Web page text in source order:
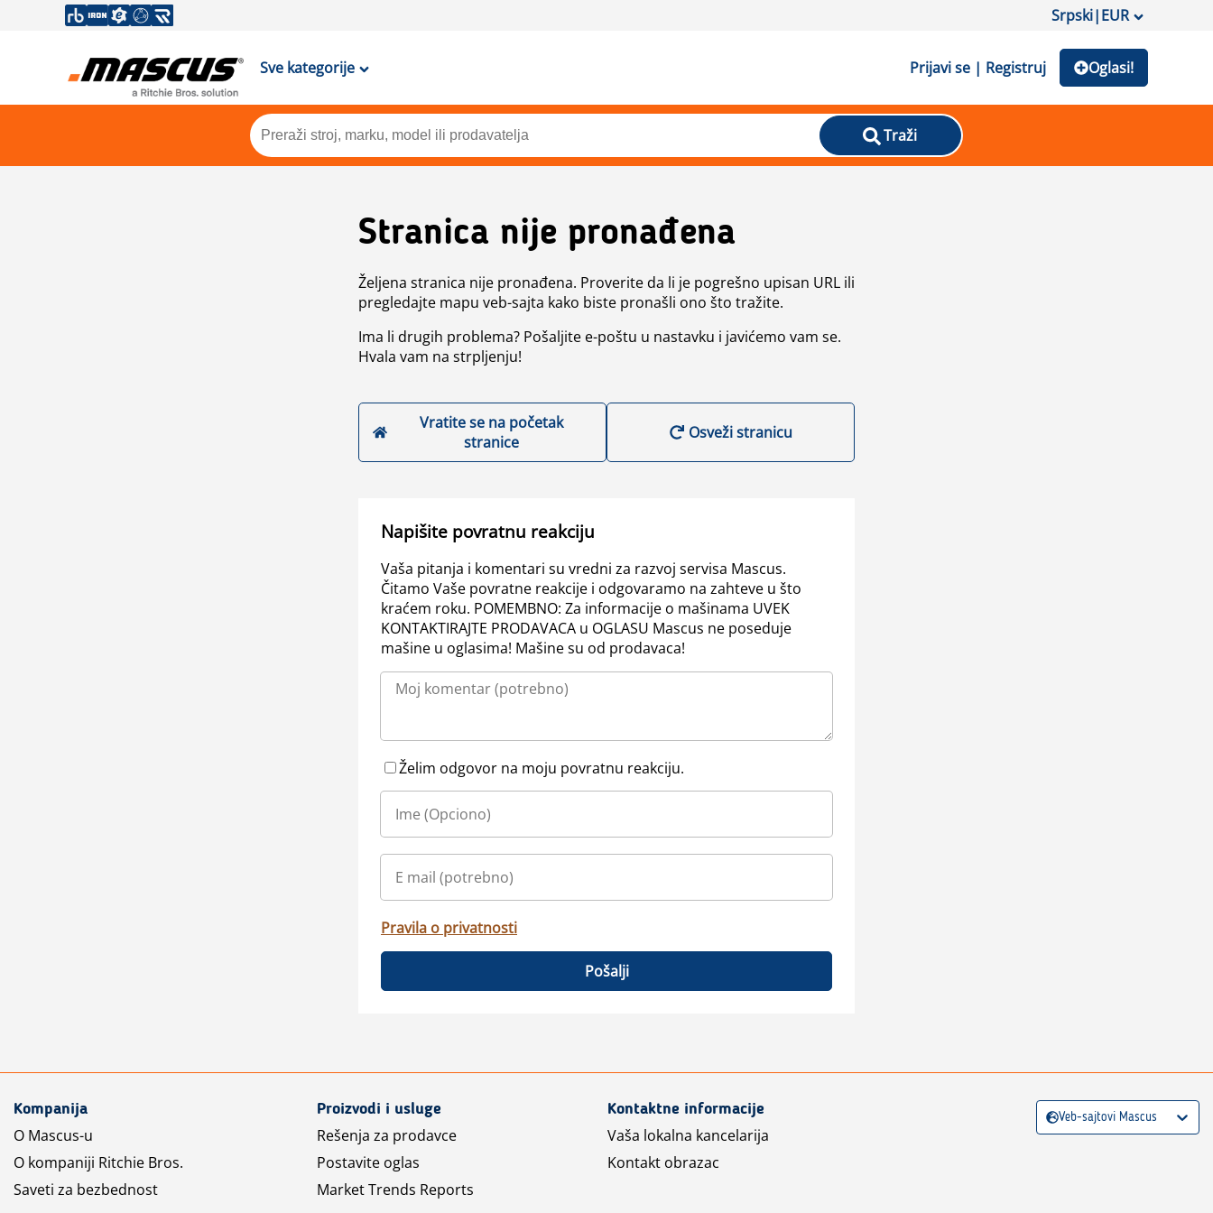
Srpski|EUR
Sve kategorije Prijavi se | Registruj Oglasi!
Traži
Stranica nije pronađena
Željena stranica nije pronađena. Proverite da li je pogrešno upisan URL ili
pregledajte mapu veb-sajta kako biste pronašli ono što tražite.
Ima li drugih problema? Pošaljite e-poštu u nastavku i javićemo vam se.
Hvala vam na strpljenju!
Vratite se na početak
stranice
Osveži stranicu
Napišite povratnu reakciju
Vaša pitanja i komentari su vredni za razvoj servisa Mascus.
Čitamo Vaše povratne reakcije i odgovaramo na zahteve u što
kraćem roku. POMEMBNO: Za informacije o mašinama UVEK
KONTAKTIRAJTE PRODAVACA u OGLASU Mascus ne poseduje
mašine u oglasima! Mašine su od prodavaca!
Želim odgovor na moju povratnu reakciju.
Pravila o privatnosti
Pošalji
Kompanija
O Mascus-u
O kompaniji Ritchie Bros.
Saveti za bezbednost
Proizvodi i usluge
Rešenja za prodavce
Postavite oglas
Market Trends Reports
Kontaktne informacije
Vaša lokalna kancelarija
Kontakt obrazac
Veb-sajtovi Mascus